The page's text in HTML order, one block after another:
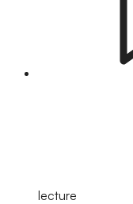
lecture